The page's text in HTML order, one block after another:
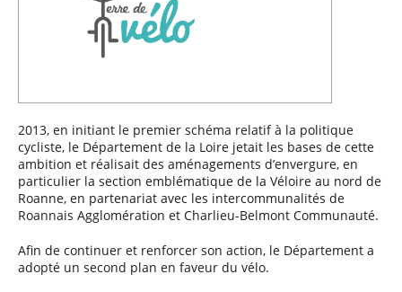
2013, en initiant le premier schéma relatif à la politique
cycliste, le Département de la Loire jetait les bases de cette
ambition et réalisait des aménagements d’envergure, en
particulier la section emblématique de la Véloire au nord de
Roanne, en partenariat avec les intercommunalités de
Roannais Agglomération et Charlieu-Belmont Communauté.
Afin de continuer et renforcer son action, le Département a
adopté un second plan en faveur du vélo.